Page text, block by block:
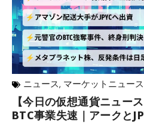
ニュース, マーケットニュース
【今日の仮想通貨ニュー
BTC事業失速｜アークと